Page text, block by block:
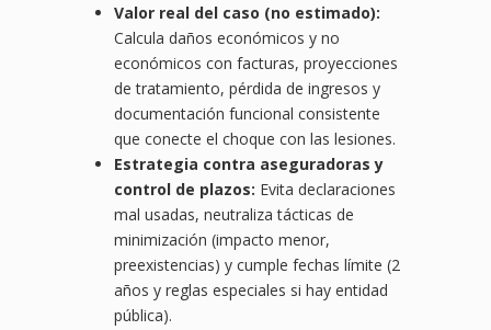
Valor real del caso (no estimado):
Calcula daños económicos y no
económicos con facturas, proyecciones
de tratamiento, pérdida de ingresos y
documentación funcional consistente
que conecte el choque con las lesiones.
Estrategia contra aseguradoras y
control de plazos: Evita declaraciones
mal usadas, neutraliza tácticas de
minimización (impacto menor,
preexistencias) y cumple fechas límite (2
años y reglas especiales si hay entidad
pública).